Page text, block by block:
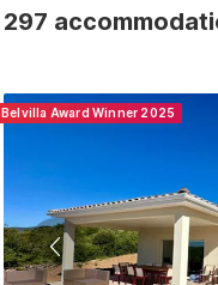
297
Belvilla Award Winner 2025